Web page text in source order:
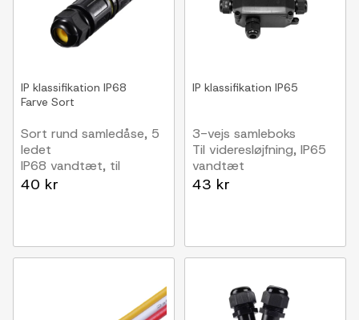
IP klassifikation IP68
Farve Sort
Sort rund samledåse, 5
ledet
IP68 vandtæt, til
samling af ledninger,
40 kr
IP klassifikation IP65
3-vejs samleboks
Til videresløjfning, IP65
vandtæt
43 kr